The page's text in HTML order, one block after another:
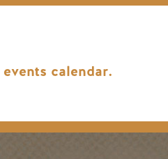
events calendar.